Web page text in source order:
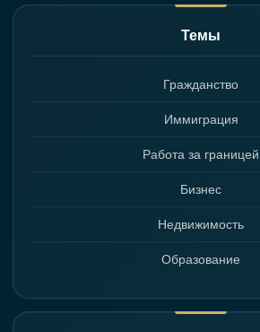
Темы
Гражданство
Иммиграция
Работа за границей
Бизнес
Недвижимость
Образование